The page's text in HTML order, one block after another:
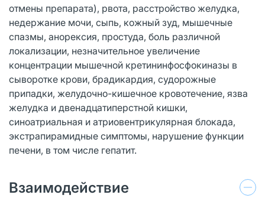
отмены препарата), рвота, расстройство желудка,
недержание мочи, сыпь, кожный зуд, мышечные
спазмы, анорексия, простуда, боль различной
локализации, незначительное увеличение
концентрации мышечной кретининфосфокиназы в
сыворотке крови, брадикардия, судорожные
припадки, желудочно-кишечное кровотечение, язва
желудка и двенадцатиперстной кишки,
синоатриальная и атриовентрикулярная блокада,
экстрапирамидные симптомы, нарушение функции
печени, в том числе гепатит.
Взаимодействие